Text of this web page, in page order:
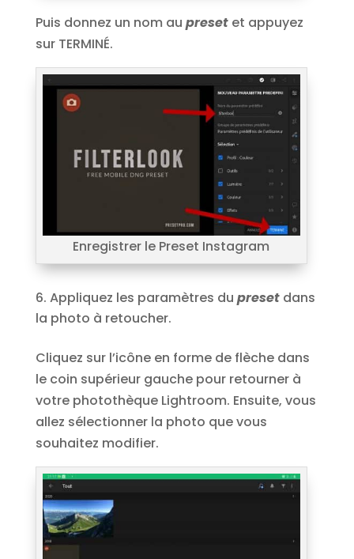
Puis donnez un nom au presetet appuyez
sur TERMINÉ.
Enregistrer le Preset Instagram
Appliquez les paramètres du presetdans
la photo à retoucher.
Cliquez sur l’icône en forme de flèche dans
le coin supérieur gauche pour retourner à
votre photothèque Lightroom. Ensuite, vous
allez sélectionner la photo que vous
souhaitez modifier.